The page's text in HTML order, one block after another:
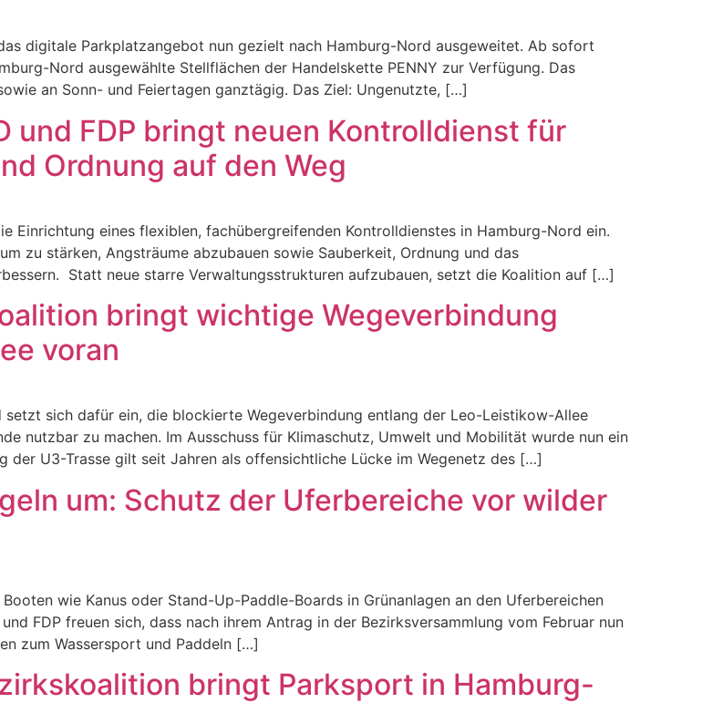
digitale Parkplatzangebot nun gezielt nach Hamburg-Nord ausgeweitet. Ab sofort
Nord ausgewählte Stellflächen der Handelskette PENNY zur Verfügung. Das
an Sonn- und Feiertagen ganztägig. Das Ziel: Ungenutzte, […]
und FDP bringt neuen Kontrolldienst für
Ordnung auf den Weg
Einrichtung eines flexiblen, fachübergreifenden Kontrolldienstes in Hamburg-Nord ein.
zu stärken, Angsträume abzubauen sowie Sauberkeit, Ordnung und das
Statt neue starre Verwaltungsstrukturen aufzubauen, setzt die Koalition auf […]
bringt wichtige Wegeverbindung
voran
setzt sich dafür ein, die blockierte Wegeverbindung entlang der Leo-Leistikow-Allee
nutzbar zu machen. Im Ausschuss für Klimaschutz, Umwelt und Mobilität wurde nun ein
der U3-Trasse gilt seit Jahren als offensichtliche Lücke im Wegenetz des […]
um: Schutz der Uferbereiche vor wilder
wie Kanus oder Stand-Up-Paddle-Boards in Grünanlagen an den Uferbereichen
FDP freuen sich, dass nach ihrem Antrag in der Bezirksversammlung vom Februar nun
zum Wassersport und Paddeln […]
bringt Parksport in Hamburg-